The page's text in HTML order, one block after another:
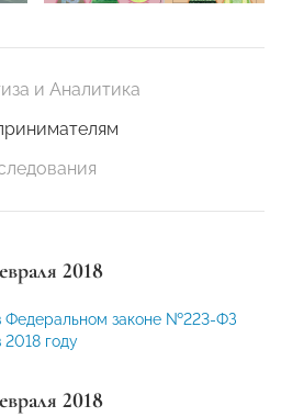
и Аналитика
2018
Федеральном законе №223-ФЗ
2018 году
2018